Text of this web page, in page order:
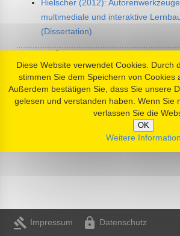
Hielscher (2012):
multimediale und interaktive
(Dissertation)
Diese Website verwendet Cookies. Durch
stimmen Sie dem Speichern von Cookies
Außerdem bestätigen Sie, dass Sie unsere
gelesen und verstanden haben. Wenn Sie
verlassen Sie die
OK
Weitere Information
gavel Impressum https Datenschutz